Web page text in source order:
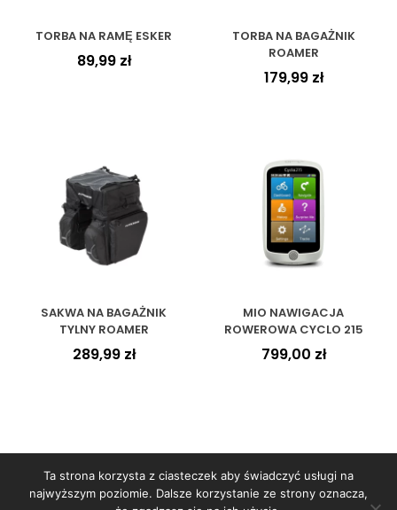
TORBA NA RAMĘ ESKER
89,99 zł
TORBA NA BAGAŻNIK
ROAMER
179,99 zł
SAKWA NA BAGAŻNIK
TYLNY ROAMER
289,99 zł
MIO NAWIGACJA
ROWEROWA CYCLO 215
799,00 zł
Ta strona korzysta z ciasteczek aby świadczyć usługi na
najwyższym poziomie. Dalsze korzystanie ze strony oznacza,